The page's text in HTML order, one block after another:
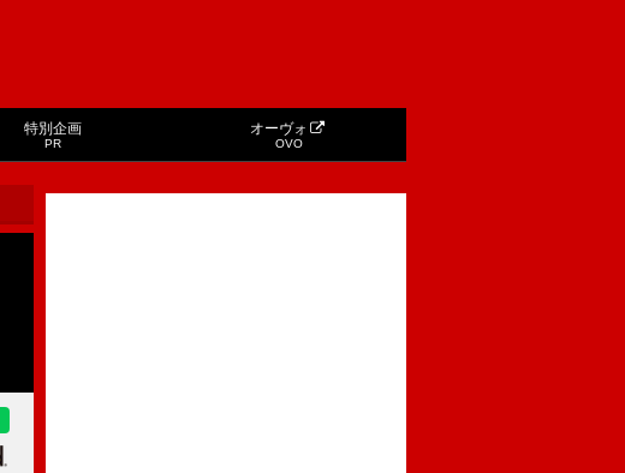
特別企画
PR
オーヴォ
OVO